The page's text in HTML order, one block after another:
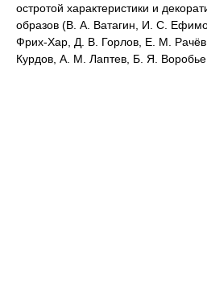
остротой характеристики и
образов (В. А. Ватагин, И. С.
Фрих-Хар, Д. В. Горлов, Е. М.
Курдов, А. М. Лаптев, Б. Я.